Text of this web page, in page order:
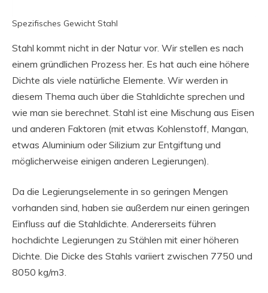
Spezifisches Gewicht Stahl
Stahl kommt nicht in der Natur vor. Wir stellen es nach
einem gründlichen Prozess her. Es hat auch eine höhere
Dichte als viele natürliche Elemente. Wir werden in
diesem Thema auch über die Stahldichte sprechen und
wie man sie berechnet. Stahl ist eine Mischung aus Eisen
und anderen Faktoren (mit etwas Kohlenstoff, Mangan,
etwas Aluminium oder Silizium zur Entgiftung und
möglicherweise einigen anderen Legierungen).
Da die Legierungselemente in so geringen Mengen
vorhanden sind, haben sie außerdem nur einen geringen
Einfluss auf die Stahldichte. Andererseits führen
hochdichte Legierungen zu Stählen mit einer höheren
Dichte. Die Dicke des Stahls variiert zwischen 7750 und
8050 kg/m3.